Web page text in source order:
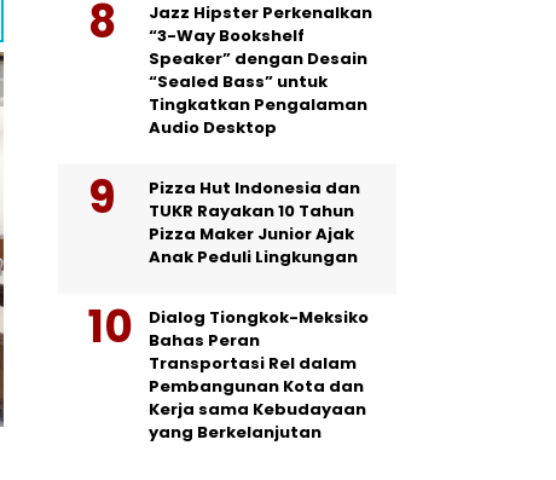
Jazz Hipster Perkenalkan
“3-Way Bookshelf
Speaker” dengan Desain
“Sealed Bass” untuk
Tingkatkan Pengalaman
Audio Desktop
Pizza Hut Indonesia dan
TUKR Rayakan 10 Tahun
Pizza Maker Junior Ajak
Anak Peduli Lingkungan
Dialog Tiongkok-Meksiko
Bahas Peran
Transportasi Rel dalam
Pembangunan Kota dan
Kerja sama Kebudayaan
yang Berkelanjutan